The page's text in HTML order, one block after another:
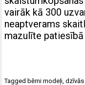
vairāk kā 300
neaptverams
mazulīte
Taggedbērni modeļi ,